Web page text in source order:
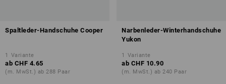
Spaltleder-Handschuhe Cooper
1 Variante
ab CHF 4.65
(m. MwSt.) ab 288 Paar
Narbenleder-Winterhandschuhe
Yukon
1 Variante
ab CHF 10.90
(m. MwSt.) ab 240 Paar